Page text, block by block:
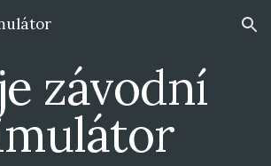
Skip to navigation
závodní